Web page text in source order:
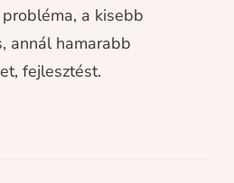
a kisebb
annál hamarabb
fejlesztést.